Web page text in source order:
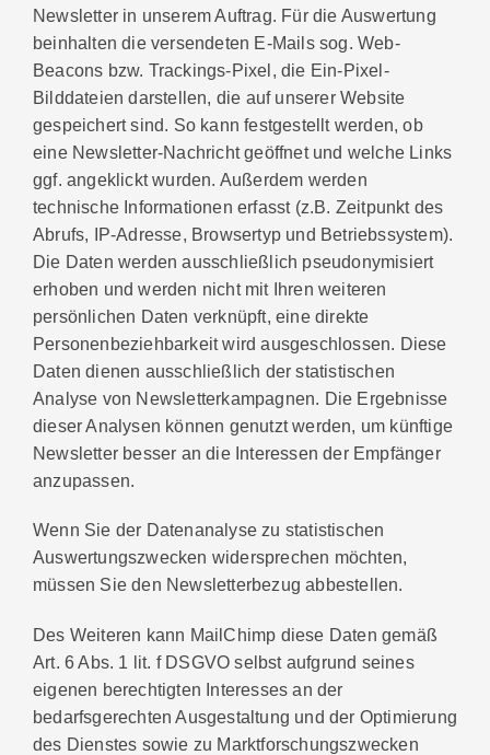
Newsletter in unserem Auftrag. Für die Auswertung
beinhalten die versendeten E-Mails sog. Web-
Beacons bzw. Trackings-Pixel, die Ein-Pixel-
Bilddateien darstellen, die auf unserer Website
gespeichert sind. So kann festgestellt werden, ob
eine Newsletter-Nachricht geöffnet und welche Links
ggf. angeklickt wurden. Außerdem werden
technische Informationen erfasst (z.B. Zeitpunkt des
Abrufs, IP-Adresse, Browsertyp und Betriebssystem).
Die Daten werden ausschließlich pseudonymisiert
erhoben und werden nicht mit Ihren weiteren
persönlichen Daten verknüpft, eine direkte
Personenbeziehbarkeit wird ausgeschlossen. Diese
Daten dienen ausschließlich der statistischen
Analyse von Newsletterkampagnen. Die Ergebnisse
dieser Analysen können genutzt werden, um künftige
Newsletter besser an die Interessen der Empfänger
anzupassen.
Wenn Sie der Datenanalyse zu statistischen
Auswertungszwecken widersprechen möchten,
müssen Sie den Newsletterbezug abbestellen.
Des Weiteren kann MailChimp diese Daten gemäß
Art. 6 Abs. 1 lit. f DSGVO selbst aufgrund seines
eigenen berechtigten Interesses an der
bedarfsgerechten Ausgestaltung und der Optimierung
des Dienstes sowie zu Marktforschungszwecken